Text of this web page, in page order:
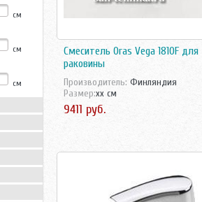
см
см
см
Смеситель Oras Vega 1810F для
раковины
Производитель: Финляндия
Размер:xx см
9411 руб.